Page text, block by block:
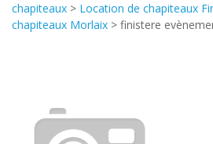
chapiteaux > Location de chapiteaux
chapiteaux Morlaix > finistere